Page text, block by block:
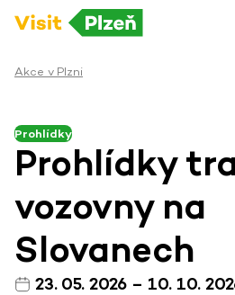
Akce v Plzni
Prohlídky
Prohlídky
vozovny na
Slovanech
23. 05. 2026 – 10. 10.